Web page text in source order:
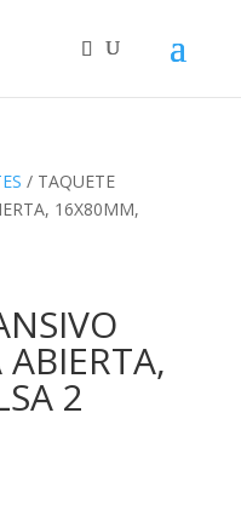
/ TAQUETE
16X80MM,
2